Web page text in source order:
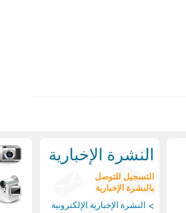
النشرة الإخبارية
التسجيل للتوصل
بالنشرة الإخبارية
النشرة الإخبارية الإلكترونية